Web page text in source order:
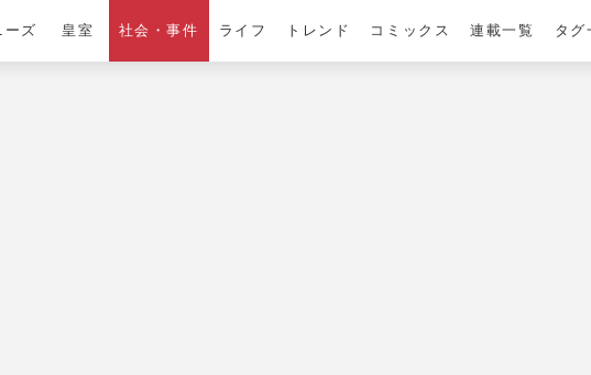
ーズ 皇室 社会・事件 ライフ トレンド コミックス 連載一覧 タグ